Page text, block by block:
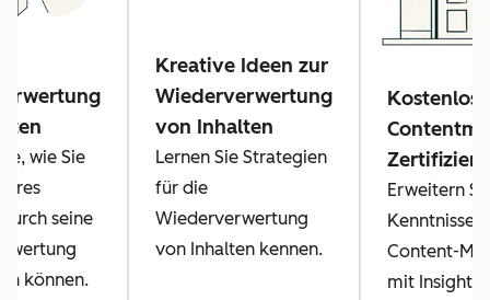
wie Sie
seine
können.
Kreative Ideen zur
Wiederverwertung
von Inhalten
Lernen Sie Strategien
für die
Wiederverwertung
von Inhalten kennen.
Kostenlose
Erweitern
Kenntnisse
Content-
mit Insights